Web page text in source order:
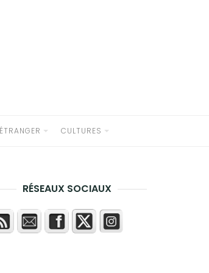
CULTURES
RÉSEAUX SOCIAUX